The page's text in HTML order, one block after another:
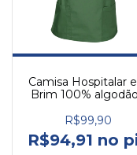
Camisa Hospitalar
Brim 100%
R$99,90
R$94,91 no